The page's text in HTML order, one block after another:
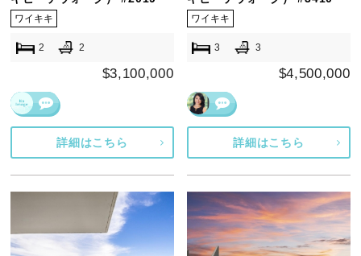
ワイキキ
2 2
$3,100,000
詳細はこちら
ワイキキ
3 3
$4,500,000
詳細はこちら